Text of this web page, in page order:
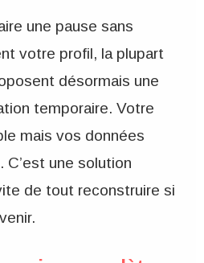
une pause sans
votre profil, la plupart
désormais une
temporaire. Votre
mais vos données
une solution
de tout reconstruire si